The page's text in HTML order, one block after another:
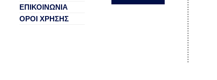
ΕΠΙΚΟΙΝΩΝΙΑ
ΟΡΟΙ ΧΡΗΣΗΣ